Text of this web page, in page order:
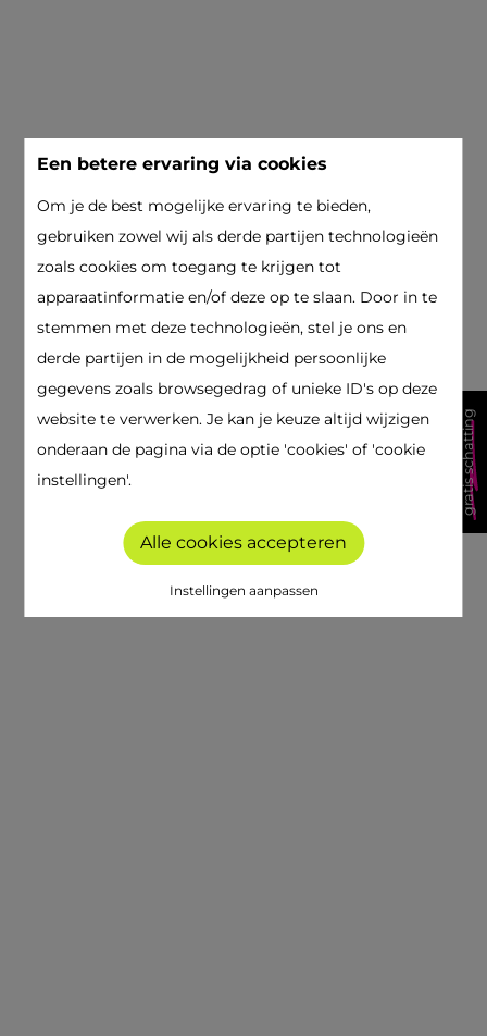
Een betere ervaring via cookies
Om je de best mogelijke ervaring te bieden,
gebruiken zowel wij als derde partijen technologieën
zoals cookies om toegang te krijgen tot
apparaatinformatie en/of deze op te slaan. Door in te
stemmen met deze technologieën, stel je ons en
derde partijen in de mogelijkheid persoonlijke
gegevens zoals browsegedrag of unieke ID's op deze
website te verwerken. Je kan je keuze altijd wijzigen
onderaan de pagina via de optie 'cookies' of 'cookie
instellingen'.
Alle cookies accepteren
Instellingen aanpassen
gratis schatting